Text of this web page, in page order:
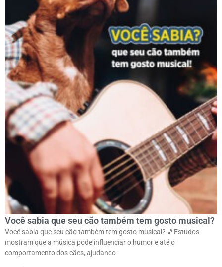
Você sabia que seu cão também tem gosto musical?
Você sabia que seu cão também tem gosto musical? 🎵ㅤEstudos
mostram que a música pode influenciar o humor e até o
comportamento dos cães, ajudando